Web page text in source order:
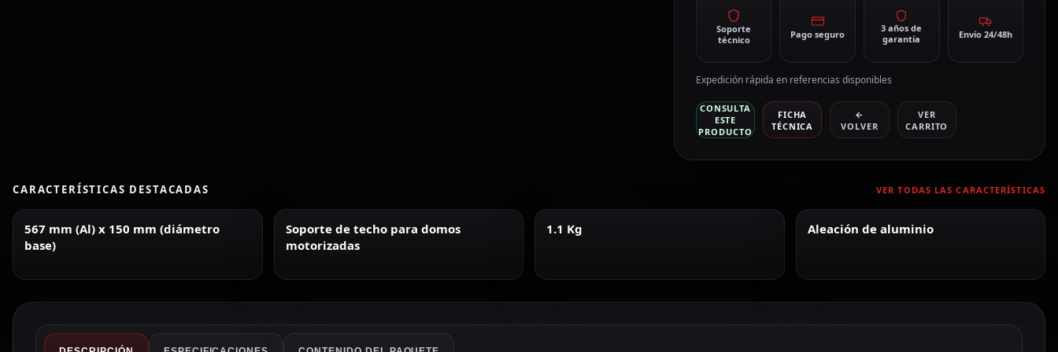
Soporte
técnico
Pago seguro
3 años de
garantía
Envío 24/48h
Expedición rápida en referencias disponibles
CONSULTA
ESTE
PRODUCTO
FICHA
TÉCNICA
←
VOLVER
VER
CARRITO
CARACTERÍSTICAS DESTACADAS VER TODAS LAS CARACTERÍSTICAS
567 mm (Al) x 150 mm (diámetro
base)
Soporte de techo para domos
motorizadas
1.1 Kg Aleación de aluminio